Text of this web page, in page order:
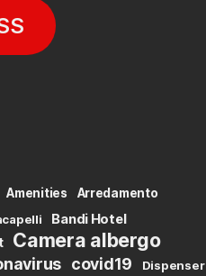
Amenities Arredamento
Bandi Hotel
Camera albergo
covid19
Dispenser